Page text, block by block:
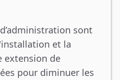
sont
et la
extension de
pour diminuer les